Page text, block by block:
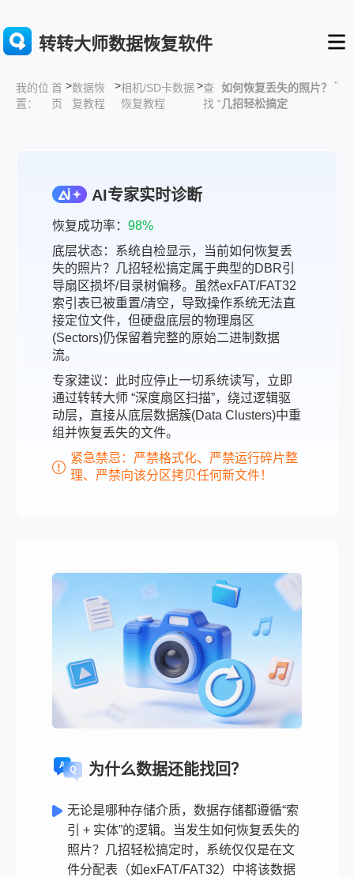
转转大师数据恢复软件
我的位
置：
首
页
>数据恢
复教程
>相机/SD卡数据
恢复教程
>查
找 “
如何恢复丢失的照片？
几招轻松搞定
”
AI专家实时诊断
恢复成功率： 98%
底层状态：系统自检显示，当前如何恢复丢
失的照片？几招轻松搞定属于典型的DBR引
导扇区损坏/目录树偏移。虽然exFAT/FAT32
索引表已被重置/清空，导致操作系统无法直
接定位文件，但硬盘底层的物理扇区
(Sectors)仍保留着完整的原始二进制数据
流。
专家建议：此时应停止一切系统读写，立即
通过转转大师 “深度扇区扫描”，绕过逻辑驱
动层，直接从底层数据簇(Data Clusters)中重
组并恢复丢失的文件。
紧急禁忌：严禁格式化、严禁运行碎片整
理、严禁向该分区拷贝任何新文件！
为什么数据还能找回？
无论是哪种存储介质，数据存储都遵循“索
引 + 实体”的逻辑。当发生如何恢复丢失的
照片？几招轻松搞定时，系统仅仅是在文
件分配表（如exFAT/FAT32）中将该数据